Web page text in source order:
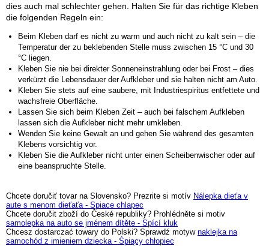
dies auch mal schlechter gehen. Halten Sie für das richtige Kleben
die folgenden Regeln ein:
Beim Kleben darf es nicht zu warm und auch nicht zu kalt sein – die
Temperatur der zu beklebenden Stelle muss zwischen 15 °C und 30
°C liegen.
Kleben Sie nie bei direkter Sonneneinstrahlung oder bei Frost – dies
verkürzt die Lebensdauer der Aufkleber und sie halten nicht am Auto.
Kleben Sie stets auf eine saubere, mit Industriespiritus entfettete und
wachsfreie Oberfläche.
Lassen Sie sich beim Kleben Zeit – auch bei falschem Aufkleben
lassen sich die Aufkleber nicht mehr umkleben.
Wenden Sie keine Gewalt an und gehen Sie während des gesamten
Klebens vorsichtig vor.
Kleben Sie die Aufkleber nicht unter einen Scheibenwischer oder auf
eine beanspruchte Stelle.
Chcete doručiť tovar na Slovensko? Prezrite si motív Nálepka dieťa v
aute s menom dieťaťa - Spiace chlapec
Chcete doručit zboží do České republiky? Prohlédněte si motiv
samolepka na auto se jménem dítěte - Spící kluk
Chcesz dostarczać towary do Polski? Sprawdź motyw naklejka na
samochód z imieniem dziecka - Śpiący chłopiec